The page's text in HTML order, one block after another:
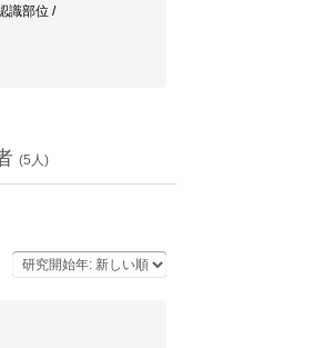
識部位 /
(5 人)